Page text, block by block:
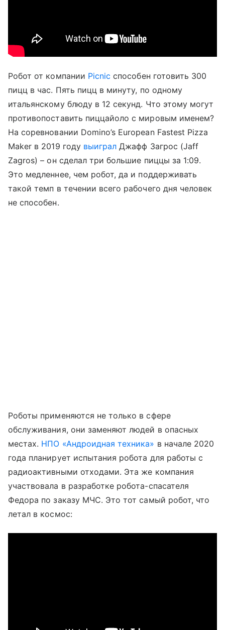
Робот от компании Picnic способен готовить 300
пицц в час. Пять пицц в минуту, по одному
итальянскому блюду в 12 секунд. Что этому могут
противопоставить пиццайоло с мировым именем?
На соревновании Domino’s European Fastest Pizza
Maker в 2019 году выиграл Джафф Загрос (Jaff
Zagros) – он сделал три большие пиццы за 1:09.
Это медленнее, чем робот, да и поддерживать
такой темп в течении всего рабочего дня человек
не способен.
Роботы применяются не только в сфере
обслуживания, они заменяют людей в опасных
местах. НПО «Андроидная техника» в начале 2020
года планирует испытания робота для работы с
радиоактивными отходами. Эта же компания
участвовала в разработке робота-спасателя
Федора по заказу МЧС. Это тот самый робот, что
летал в космос: